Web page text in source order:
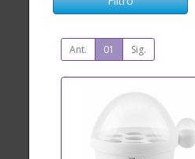
Ant. 01 Sig.